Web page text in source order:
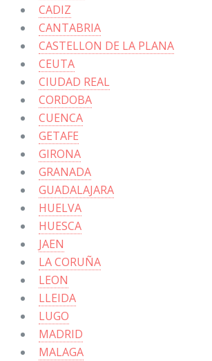
CADIZ
CANTABRIA
CASTELLON DE LA PLANA
CEUTA
CIUDAD REAL
CORDOBA
CUENCA
GETAFE
GIRONA
GRANADA
GUADALAJARA
HUELVA
HUESCA
JAEN
LA CORUÑA
LEON
LLEIDA
LUGO
MADRID
MALAGA